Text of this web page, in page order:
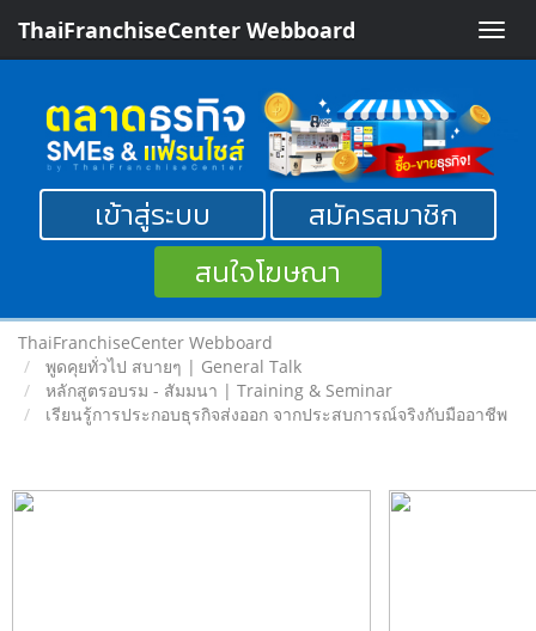
Toggle
ThaiFranchiseCenter Webboard
เข้าสู่ระบบ
สมัครสมาชิก
สนใจโฆษณา
ThaiFranchiseCenter Webboard
พูดคุยทั่วไป สบายๆ | General Talk
หลักสูตรอบรม - สัมมนา | Training & Seminar
เรียนรู้การประกอบธุรกิจส่งออก จากประสบการณ์จริงกับมืออาชีพ